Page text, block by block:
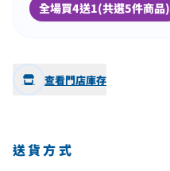
全場買4送1(共選5件商品)
查看門店庫存
送貨方式